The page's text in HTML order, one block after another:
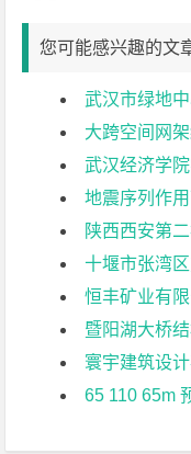
您可能感兴趣的文
武汉市绿地
大跨空间网架结
武汉经济学
地震序列作用下粘
陕西西安第
十堰市张湾区方滩
恒丰矿业有
暨阳湖大桥
寰宇建筑设
65 110 65m 预